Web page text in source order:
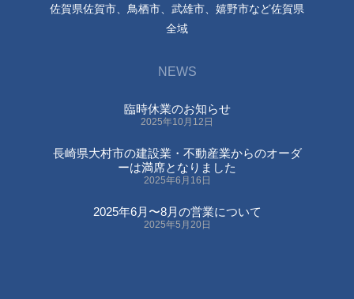
佐賀県佐賀市、鳥栖市、武雄市、嬉野市など佐賀県
全域
NEWS
臨時休業のお知らせ
2025年10月12日
長崎県大村市の建設業・不動産業からのオーダ
ーは満席となりました
2025年6月16日
2025年6月〜8月の営業について
2025年5月20日